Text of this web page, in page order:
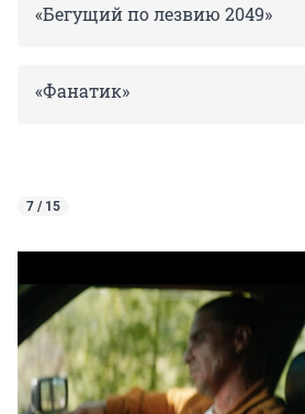
«Бегущий по лезвию 2049»
«Фанатик»
7 / 15